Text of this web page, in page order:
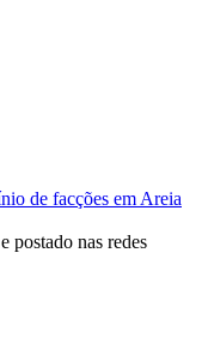
de facções em Areia
postado nas redes